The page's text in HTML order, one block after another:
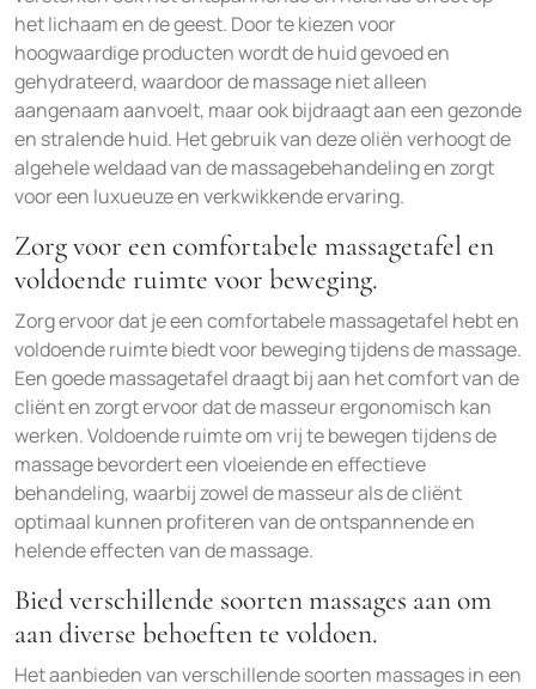
het lichaam en de geest. Door te kiezen voor
hoogwaardige producten wordt de huid gevoed en
gehydrateerd, waardoor de massage niet alleen
aangenaam aanvoelt, maar ook bijdraagt aan een gezonde
en stralende huid. Het gebruik van deze oliën verhoogt de
algehele weldaad van de massagebehandeling en zorgt
voor een luxueuze en verkwikkende ervaring.
Zorg voor een comfortabele massagetafel en
voldoende ruimte voor beweging.
Zorg ervoor dat je een comfortabele massagetafel hebt en
voldoende ruimte biedt voor beweging tijdens de massage.
Een goede massagetafel draagt bij aan het comfort van de
cliënt en zorgt ervoor dat de masseur ergonomisch kan
werken. Voldoende ruimte om vrij te bewegen tijdens de
massage bevordert een vloeiende en effectieve
behandeling, waarbij zowel de masseur als de cliënt
optimaal kunnen profiteren van de ontspannende en
helende effecten van de massage.
Bied verschillende soorten massages aan om
aan diverse behoeften te voldoen.
Het aanbieden van verschillende soorten massages in een